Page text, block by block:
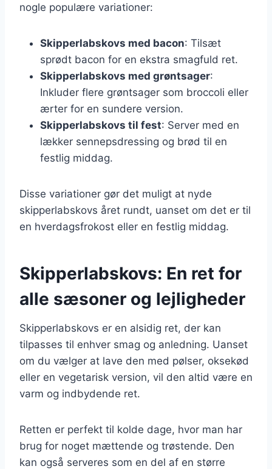
nogle populære variationer:
Skipperlabskovs med bacon: Tilsæt
sprødt bacon for en ekstra smagfuld ret.
Skipperlabskovs med grøntsager:
Inkluder flere grøntsager som broccoli eller
ærter for en sundere version.
Skipperlabskovs til fest: Server med en
lækker sennepsdressing og brød til en
festlig middag.
Disse variationer gør det muligt at nyde
skipperlabskovs året rundt, uanset om det er til
en hverdagsfrokost eller en festlig middag.
Skipperlabskovs: En ret for
alle sæsoner og lejligheder
Skipperlabskovs er en alsidig ret, der kan
tilpasses til enhver smag og anledning. Uanset
om du vælger at lave den med pølser, oksekød
eller en vegetarisk version, vil den altid være en
varm og indbydende ret.
Retten er perfekt til kolde dage, hvor man har
brug for noget mættende og trøstende. Den
kan også serveres som en del af en større